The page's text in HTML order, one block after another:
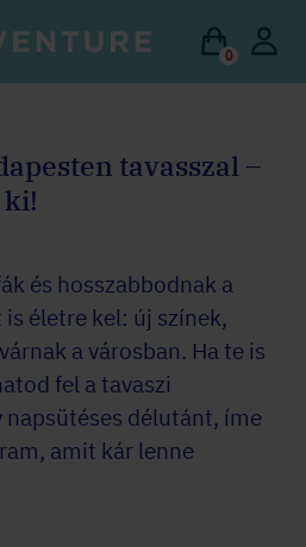
0
tavasszal –
és hosszabbodnak a
életre kel: új színek,
a városban. Ha te is
fel a tavaszi
napsütéses délutánt, íme
amit kár lenne